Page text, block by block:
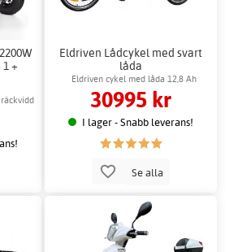
1 +
Eldriven Lådcykel med svart
låda
Eldriven cykel med låda 12,8 Ah
30995 kr
I lager - Snabb leverans!
Se alla